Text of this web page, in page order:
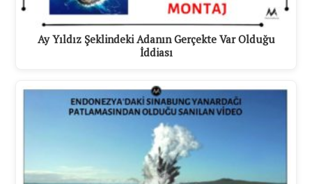
Ay Yıldız Şeklindeki Adanın Gerçekte Var Olduğu
İddiası